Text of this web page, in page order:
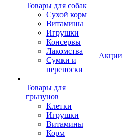
Товары для собак
Cухой корм
Витамины
Игрушки
Консервы
Лакомства
Сумки и
переноски
Товары для
грызунов
Клетки
Игрушки
Витамины
Корм
Акции